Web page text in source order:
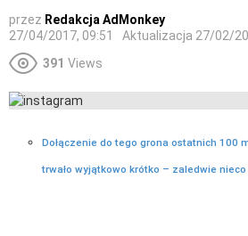
przez Redakcja AdMonkey
27/04/2017, 09:51
Aktualizacja 27/02/
391 Views
Dołączenie do tego grona ostatnich 100
trwało wyjątkowo krótko – zaledwie nieco